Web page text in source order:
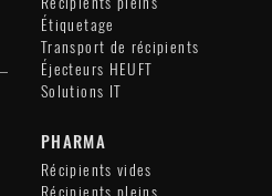
Étiquetage
Transport de récipients
Éjecteurs HEUFT
Solutions IT
PHARMA
Récipients vides